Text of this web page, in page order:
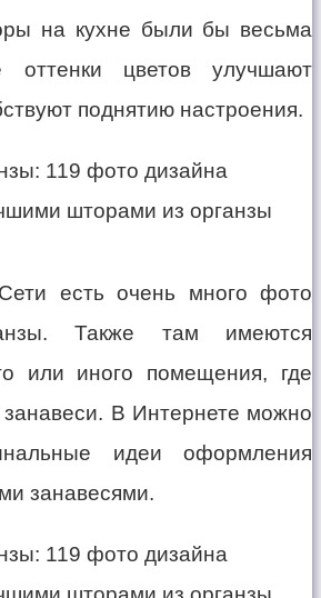
на кухне были бы весьма
оттенки цветов улучшают
поднятию настроения.
есть очень много фото
Также там имеются
или иного помещения, где
В Интернете можно
идеи оформления
занавесями.